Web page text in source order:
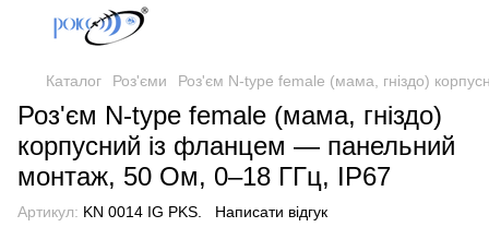
Каталог Роз'єми Роз'єм N-type female (мама, гніздо)
Роз'єм N-type female (мама, гніздо)
корпусний із фланцем — панельний
монтаж, 50 Ом, 0–18 ГГц, IP67
Артикул: KN 0014 IG PKS. Написати відгук